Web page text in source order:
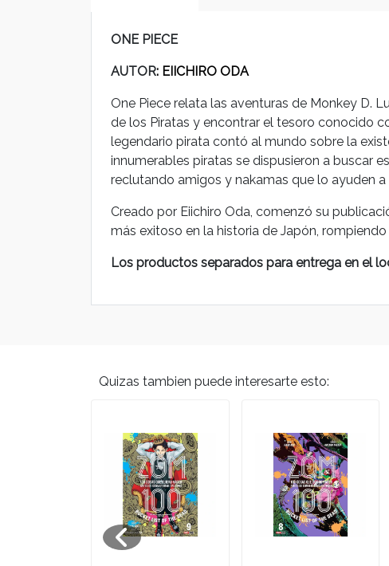
ONE PIECE
AUTOR: EIICHIRO ODA
One Piece relata las aventuras de Monkey D.
de los Piratas y encontrar el tesoro conocido
legendario pirata contó al mundo sobre la
innumerables piratas se dispusieron a buscar
reclutando amigos y nakamas que lo ayuden a
Creado por Eiichiro Oda, comenzó su
más exitoso en la historia de Japón,
Los productos separados para entrega en el
Quizas tambien puede interesarte esto: